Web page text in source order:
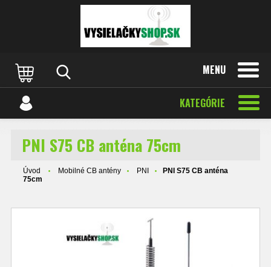
MENU
KATEGÓRIE
PNI S75 CB anténa 75cm
Úvod Mobilné CB antény PNI
PNI S75 CB anténa
75cm